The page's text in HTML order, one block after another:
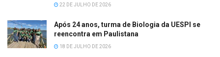
22 DE JULHO DE 2026
Após 24 anos, turma de Biologia da UESPI se
reencontra em Paulistana
18 DE JULHO DE 2026